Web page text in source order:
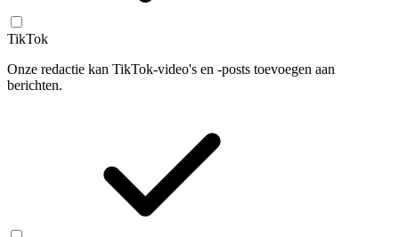
TikTok
Onze redactie kan TikTok-video's en -posts toevoegen aan
berichten.